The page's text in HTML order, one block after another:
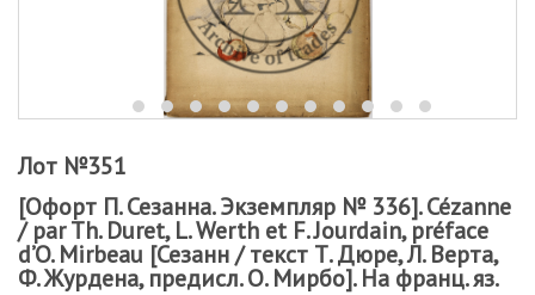
Лот №351
[Офорт П. Сезанна. Экземпляр № 336]. Cézanne
/ par Th. Duret, L. Werth et F. Jourdain, préface
d’O. Mirbeau [Сезанн / текст Т. Дюре, Л. Верта,
Ф. Журдена, предисл. О. Мирбо]. На франц. яз.